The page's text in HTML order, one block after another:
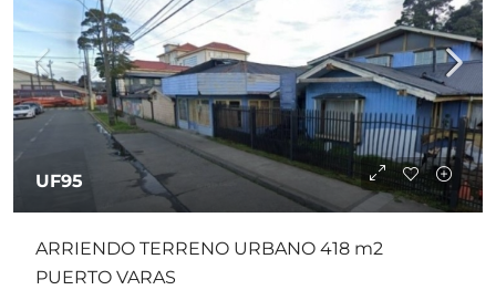
UF95
ARRIENDO TERRENO URBANO 418 m2
PUERTO VARAS